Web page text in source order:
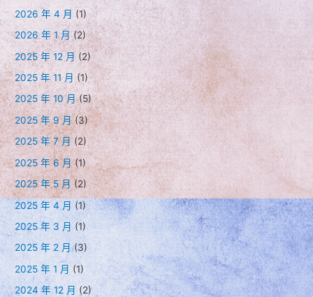
2026 年 4 月 (1)
2026 年 1 月(2)
2025 年 12 月(2)
2025 年 11 月 (1)
2025 年 10 月(5)
2025 年 9 月(3)
2025 年 7 月(2)
2025 年 6 月(1)
2025 年 5 月 (2)
2025 年 4 月 (1)
2025 年 3 月 (1)
2025 年 2 月(3)
2025 年 1 月 (1)
2024 年 12 月 (2)